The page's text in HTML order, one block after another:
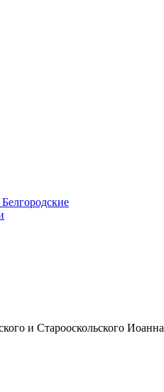
и Старооскольского Иоанна